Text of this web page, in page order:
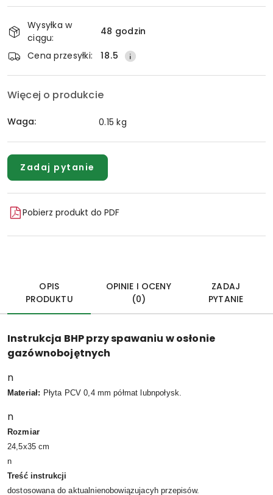
Dostępność
i
dostawa
Wysyłka w
ciągu:
48 godzin
Cena przesyłki:
18.5
Więcej o produkcie
Waga: 0.15 kg
Zadaj pytanie
Pobierz produkt do PDF
OPIS
PRODUKTU
OPINIE I OCENY
(0)
ZADAJ
PYTANIE
Instrukcja BHP przy spawaniu w osłonie
gazównobojętnych
n
Materiał: Płyta PCV 0,4 mm półmat lubnpołysk.
n
Rozmiar
24,5x35 cm
n
Treść instrukcji
dostosowana do aktualnienobowiązujacyh przepisów.